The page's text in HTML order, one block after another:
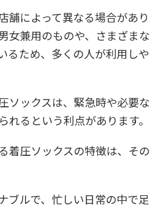
舗によって異なる場合があり
女兼用のものや、さまざまな
るため、多くの人が利用しや
ソックスは、緊急時や必要な
れるという利点があります。
着圧ソックスの特徴は、その
ブルで、忙しい日常の中で足